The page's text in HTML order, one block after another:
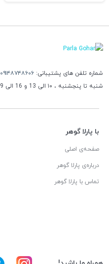
شماره تلفن های پشتیبانی: ۰۹۱۴۸۷۴۸۶۰۶
شنبه تا پنجشنبه ، ۱۰ الی 13 و 16 الی 19 پاسخگوی شما هستیم
با پارلا گوهر
صفحه‌ی اصلی
درباره‌ی پارلا گوهر
تماس با پارلا گوهر